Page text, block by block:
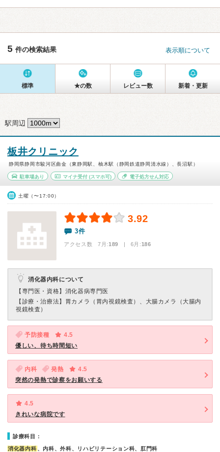
5 件の検索結果 表示順について
標準 ★の数 レビュー数 新着・更新
駅周辺
板井クリニック
静岡県静岡市駿河区曲金（東静岡駅、柚木駅（静岡鉄道静岡清水線）、長沼駅）
駐車場あり マイナ受付(スマホ可) 電子処方せん対応
土曜（〜17:00）
3.92
3件
アクセス数 7月:189 | 6月:186
消化器内科について
【専門医・資格】 消化器病専門医
【診療・治療法】 胃カメラ（胃内視鏡検査）、大腸カメラ（大腸内
視鏡検査）
予防接種
4.5
優しい、待ち時間短い
内科 発熱
4.5
突然の発熱で診察をお願いする
4.5
きれいな病院です
診療科目：
消化器内科 、内科、外科、リハビリテーション科、肛門科